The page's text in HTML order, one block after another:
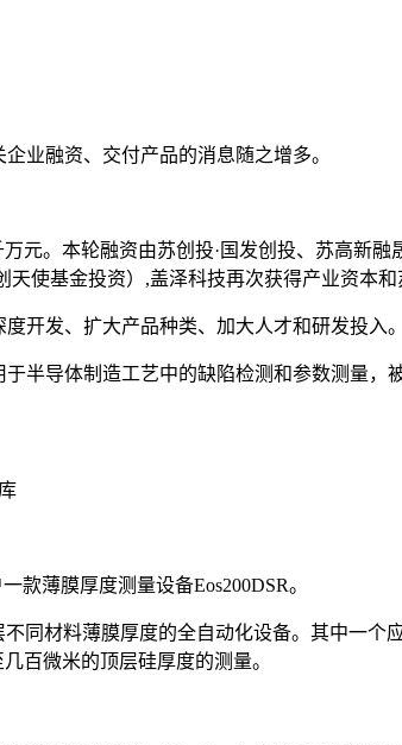
业融资、交付产品的消息随之增多。
元。本轮融资由苏创投·国发创投、苏高新融
使基金投资）,盖泽科技再次获得产业资本和
开发、扩大产品种类、加大人才和研发投入。
半导体制造工艺中的缺陷检测和参数测量，
薄膜厚度测量设备Eos200DSR。
同材料薄膜厚度的全自动化设备。其中一个
百微米的顶层硅厚度的测量。